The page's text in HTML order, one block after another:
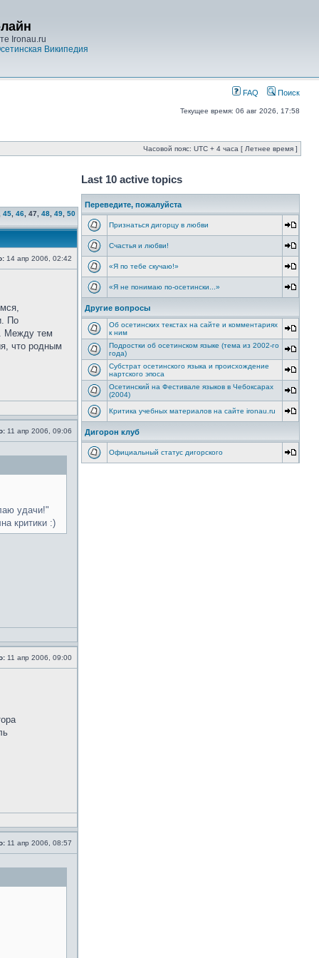
Ironau.ru
Википедия
FAQ Поиск
Текущее время: 06 авг 2026, 17:58
Часовой пояс: UTC + 4 часа [ Летнее время ]
45 46 47 48 49 50
14 апр 2006, 02:42
По
Между тем
что родным
11 апр 2006, 09:06
удачи!"
критики :)
11 апр 2006, 09:00
11 апр 2006, 08:57
Last 10 active topics
Переведите, пожалуйста
Признаться дигорцу в любви
Счастья и любви!
«Я по тебе скучаю!»
«Я не понимаю по-осетински...»
Другие вопросы
Об осетинских текстах на сайте и комментариях
к ним
Подростки об осетинском языке (тема из 2002-го
года)
Субстрат осетинского языка и происхождение
нартского эпоса
Осетинский на Фестивале языков в Чебоксарах
(2004)
Критика учебных материалов на сайте ironau.ru
Дигорон клуб
Официальный статус дигорского